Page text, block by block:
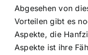
Abgesehen von
Vorteilen gibt es
Aspekte, die
Aspekte ist ihre